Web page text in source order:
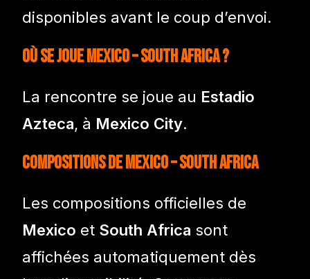
disponibles avant le coup d’envoi.
Où se joue Mexico – South Africa ?
La rencontre se joue au Estadio
Azteca, à Mexico City.
Compositions de Mexico – South Africa
Les compositions officielles de
Mexico et South Africa sont
affichées automatiquement dès